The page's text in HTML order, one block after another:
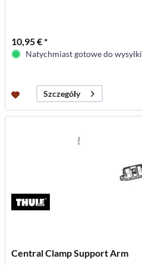
10,95 € *
Natychmiast gotowe do wysyłki
Szczegóły
Central Clamp Support Arm